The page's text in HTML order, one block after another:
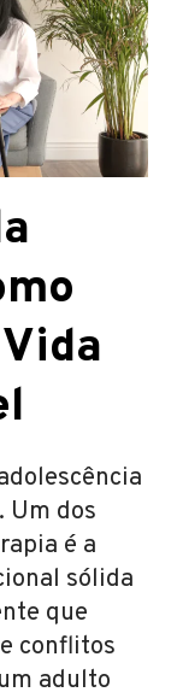
Um dos
é a
sólida
que
conflitos
adulto